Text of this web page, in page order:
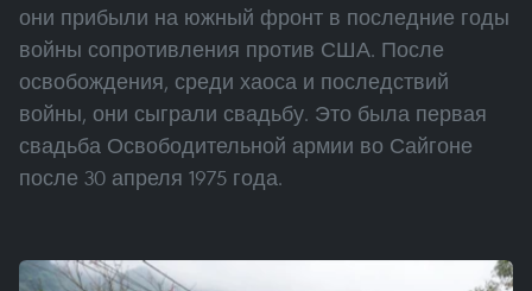
они прибыли на южный фронт в последние годы
войны сопротивления против США. После
освобождения, среди хаоса и последствий
войны, они сыграли свадьбу. Это была первая
свадьба Освободительной армии во Сайгоне
после 30 апреля 1975 года.